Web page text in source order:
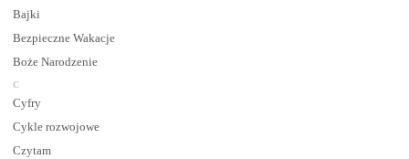
Bajki
Bezpieczne Wakacje
Boże Narodzenie
C
Cyfry
Cykle rozwojowe
Czytam